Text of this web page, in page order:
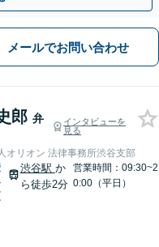
メールでお問い合わせ
郎 弁
インタビューを
見る
オリオン 法律事務所渋谷支部
渋谷駅 か
ら徒歩2分
営業時間：09:30~2
0:00（平日）